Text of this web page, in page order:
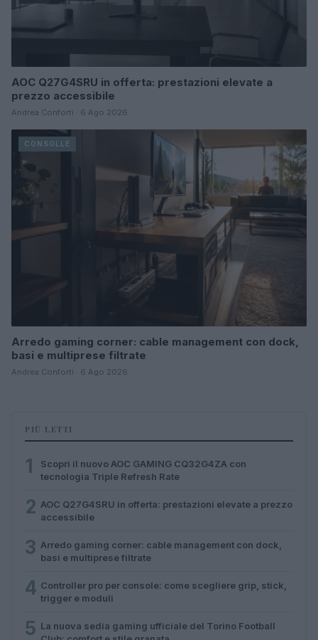
AOC Q27G4SRU in offerta: prestazioni elevate a
prezzo accessibile
Andrea Conforti · 6 Ago 2026
CONSOLLE
Arredo gaming corner: cable management con dock,
basi e multiprese filtrate
Andrea Conforti · 6 Ago 2026
PIÙ LETTI
1
Scopri il nuovo AOC GAMING CQ32G4ZA con
tecnologia Triple Refresh Rate
2 AOC Q27G4SRU in offerta: prestazioni elevate a prezzo
accessibile
3 Arredo gaming corner: cable management con dock,
basi e multiprese filtrate
4 Controller pro per console: come scegliere grip, stick,
trigger e moduli
5 La nuova sedia gaming ufficiale del Torino Football